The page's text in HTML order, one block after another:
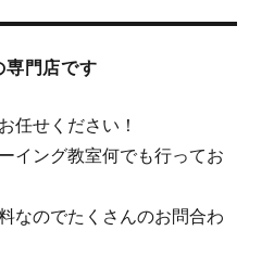
専門店です
任せください！
イング教室何でも行ってお
なのでたくさんのお問合わ